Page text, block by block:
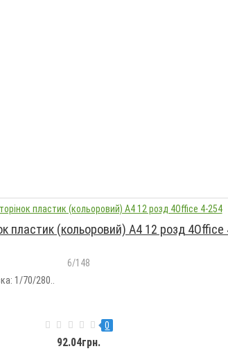
пластик (кольоровий) А4 12 розд 4Office
6/148
1/70/280..
0
92.04грн.